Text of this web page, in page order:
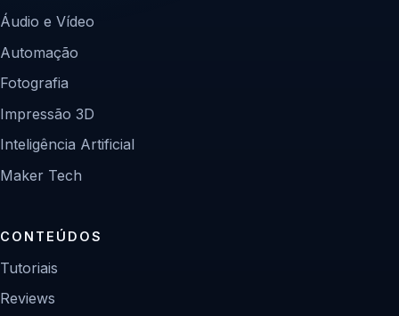
Áudio e Vídeo
Automação
Fotografia
Impressão 3D
Inteligência Artificial
Maker Tech
CONTEÚDOS
Tutoriais
Reviews